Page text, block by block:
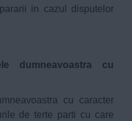
in cazul disputelor
dumneavoastra cu
cu caracter
de terte parti cu care